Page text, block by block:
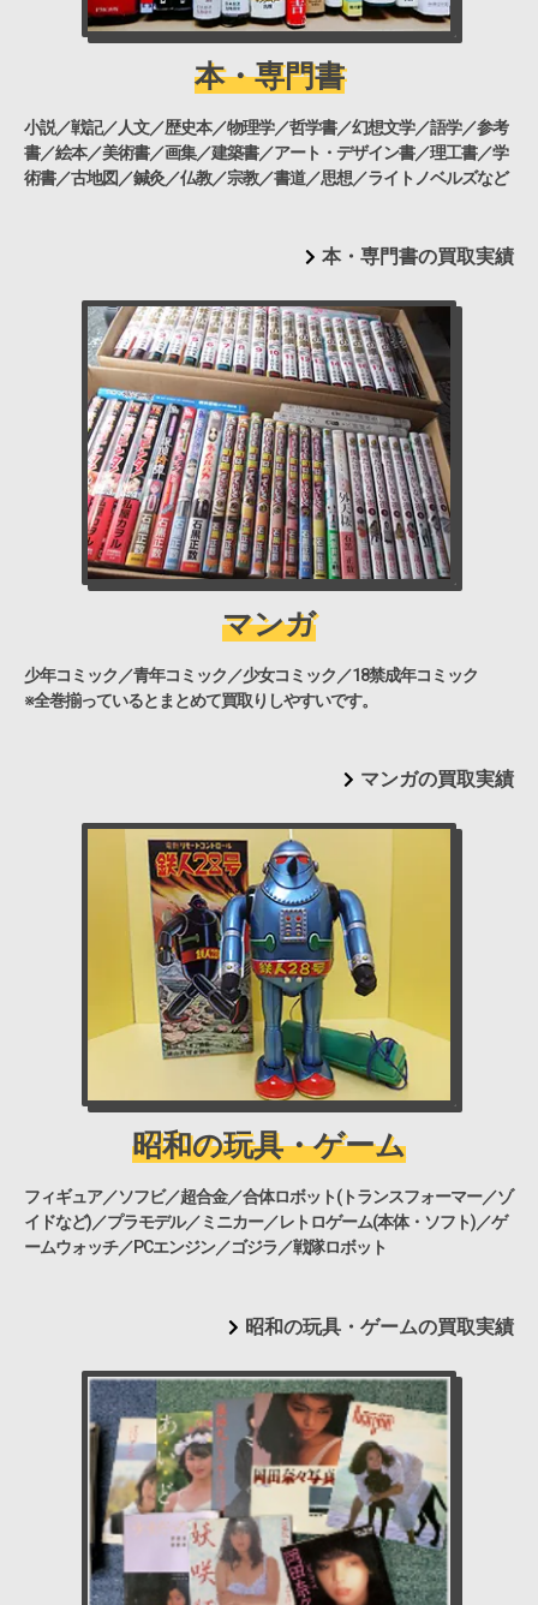
本・専門書
小説／戦記／人文／歴史本／物理学／哲学書／幻想文学／語学／参考
書／絵本／美術書／画集／建築書／アート・デザイン書／理工書／学
術書／古地図／鍼灸／仏教／宗教／書道／思想／ライトノベルズなど
本・専門書の買取実績
マンガ
少年コミック／青年コミック／少女コミック／18禁成年コミック
※全巻揃っているとまとめて買取りしやすいです。
マンガの買取実績
昭和の玩具・ゲーム
フィギュア／ソフビ／超合金／合体ロボット(トランスフォーマー／ゾ
イドなど)／プラモデル／ミニカー／レトロゲーム(本体・ソフト)／ゲ
ームウォッチ／PCエンジン／ゴジラ／戦隊ロボット
昭和の玩具・ゲームの買取実績